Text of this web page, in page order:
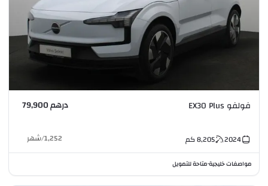
فولفو EX30 Plus درهم 79,900
2024
8,205كم 1,252
/شهر
مواصفات خليجية•متاحة للتمويل